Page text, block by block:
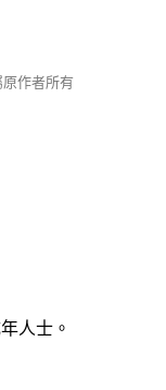
作者所有
人士。